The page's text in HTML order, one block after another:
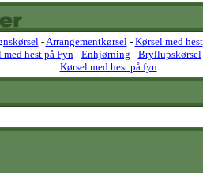
-Arrangementkørsel- Kørsel med hest
med hest på Fyn- Enhjørning - Bryllupskørsel
Kørsel med hest på fyn